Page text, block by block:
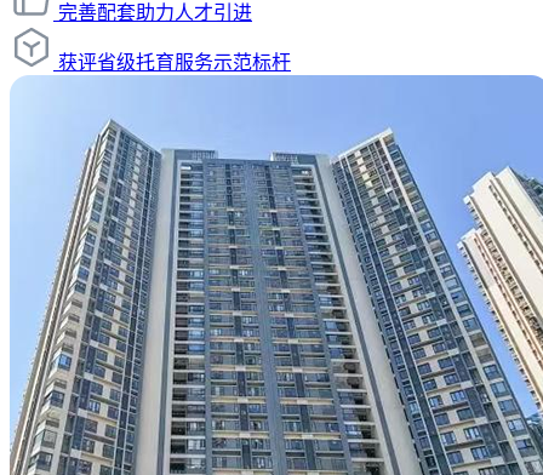
完善配套助力人才引进
获评省级托育服务示范标杆